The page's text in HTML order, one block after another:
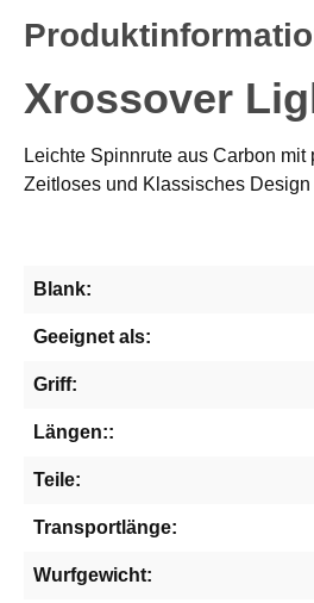
Xrossover
Leichte Spinnrute aus Carbon
Zeitloses und Klassisches
Blank:
Geeignet als:
Griff:
Längen::
Teile:
Transportlänge:
Wurfgewicht: